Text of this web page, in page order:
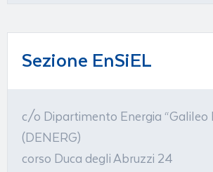
Sezione EnSiEL
c/o Dipartimento Energia “Galileo
(DENERG)
corso Duca degli Abruzzi 24